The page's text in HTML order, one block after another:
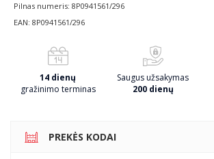
Pilnas numeris: 8P0941561/296
EAN: 8P0941561/296
14 dienų
gražinimo terminas
Saugus užsakymas
200 dienų
PREKĖS KODAI